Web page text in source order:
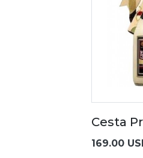
Cesta
169.00